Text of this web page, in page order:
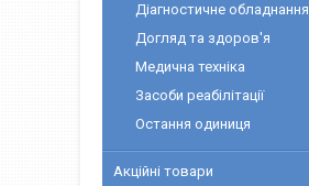
Діагностичне обладнання
Догляд та здоров'я
Медична техніка
Засоби реабілітації
Остання одиниця
Акційні товари